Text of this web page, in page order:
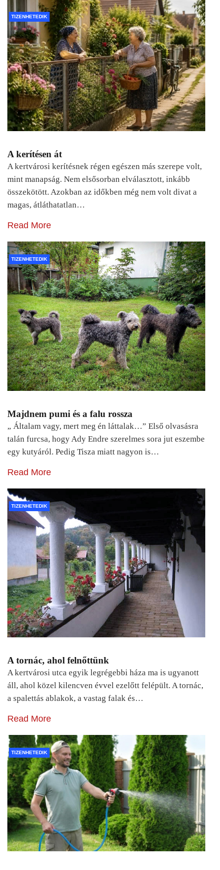
TIZENHETEDIK
A kerítésen át
A kertvárosi kerítésnek régen egészen más szerepe volt,
mint manapság. Nem elsősorban elválasztott, inkább
összekötött. Azokban az időkben még nem volt divat a
magas, átláthatatlan…
Read More
TIZENHETEDIK
Majdnem pumi és a falu rossza
„ Általam vagy, mert meg én láttalak…” Első olvasásra
talán furcsa, hogy Ady Endre szerelmes sora jut eszembe
egy kutyáról. Pedig Tisza miatt nagyon is…
Read More
TIZENHETEDIK
A tornác, ahol felnőttünk
A kertvárosi utca egyik legrégebbi háza ma is ugyanott
áll, ahol közel kilencven évvel ezelőtt felépült. A tornác,
a spalettás ablakok, a vastag falak és…
Read More
TIZENHETEDIK